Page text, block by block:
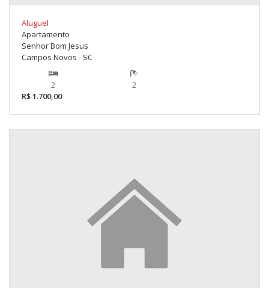
Aluguel
Apartamento
Senhor Bom Jesus
Campos Novos - SC
2
2
R$ 1.700,00